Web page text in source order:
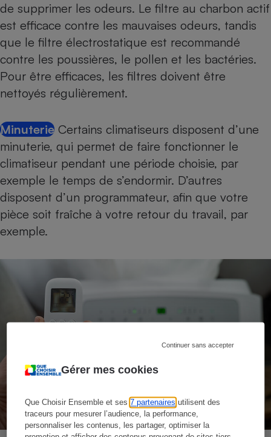
Gérer mes cookies
Que Choisir Ensemble et ses7 partenaires utilisent des
traceurs pour mesurer l’audience, la performance,
personnaliser les contenus, les partager, optimiser la
Continuer sans accepter
de supprimer les odeurs. Le filtre au charbon actif
est efficace contre les mauvaises odeurs, tandis
que le filtre électrostatique est recommandé
contre les poussières, le pollen et les bactéries.
Pour être efficaces, les filtres doivent être
nettoyés régulièrement.
Minuterie Certains climatiseurs disposent d’une
minuterie, qui permet de faire fonctionner le
climatiseur pendant une période choisie, par
exemple le temps de s’endormir. D’autres
disposent d’un programmateur, afin que votre
pièce soit fraîche à votre retour du travail, par
exemple.